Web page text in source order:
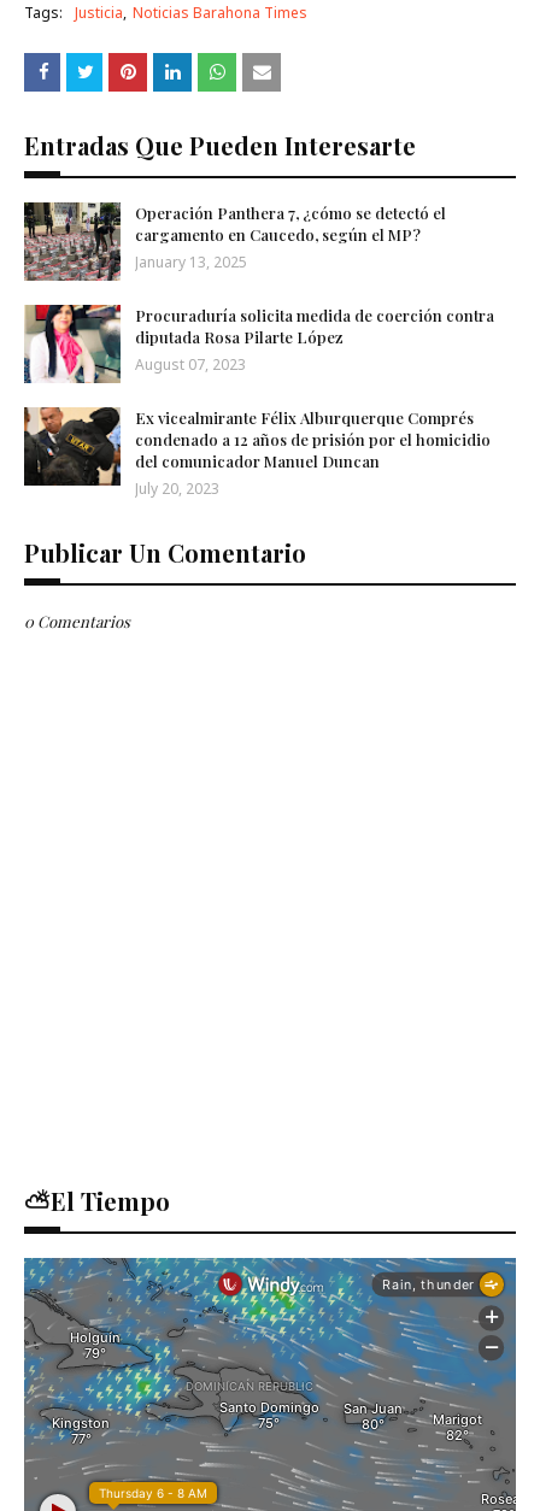
Tags: Justicia Noticias Barahona Times
Entradas Que Pueden Interesarte
Operación Panthera 7, ¿cómo se detectó el
cargamento en Caucedo, según el MP?
January 13, 2025
Procuraduría solicita medida de coerción contra
diputada Rosa Pilarte López
August 07, 2023
Ex vicealmirante Félix Alburquerque Comprés
condenado a 12 años de prisión por el homicidio
del comunicador Manuel Duncan
July 20, 2023
Publicar Un Comentario
0 Comentarios
⛅El Tiempo